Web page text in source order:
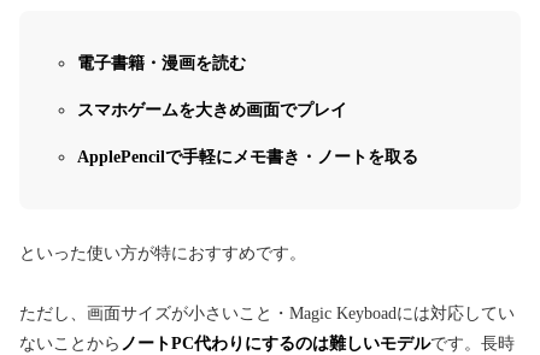
電子書籍・漫画を読む
スマホゲームを大きめ画面でプレイ
ApplePencilで手軽にメモ書き・ノートを取る
といった使い方が特におすすめです。
ただし、画面サイズが小さいこと・Magic Keyboadには対応してい
ないことから ノートPC代わりにするのは難しいモデルです。長時